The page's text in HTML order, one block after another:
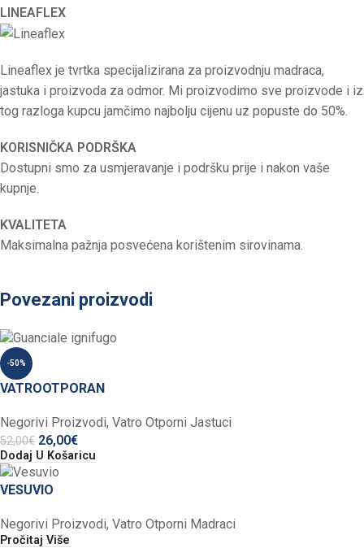
LINEAFLEX
Lineaflex je tvrtka specijalizirana za proizvodnju madraca,
jastuka i proizvoda za odmor. Mi proizvodimo sve proizvode i iz
tog razloga kupcu jamčimo najbolju cijenu uz popuste do 50%.
KORISNIČKA PODRŠKA
Dostupni smo za usmjeravanje i podršku prije i nakon vaše
kupnje.
KVALITETA
Maksimalna pažnja posvećena korištenim sirovinama.
Povezani proizvodi
-50%
VATROOTPORAN
Negorivi Proizvodi, Vatro Otporni Jastuci
52,00€ 26,00€
Dodaj U Košaricu
VESUVIO
Negorivi Proizvodi, Vatro Otporni Madraci
Pročitaj Više